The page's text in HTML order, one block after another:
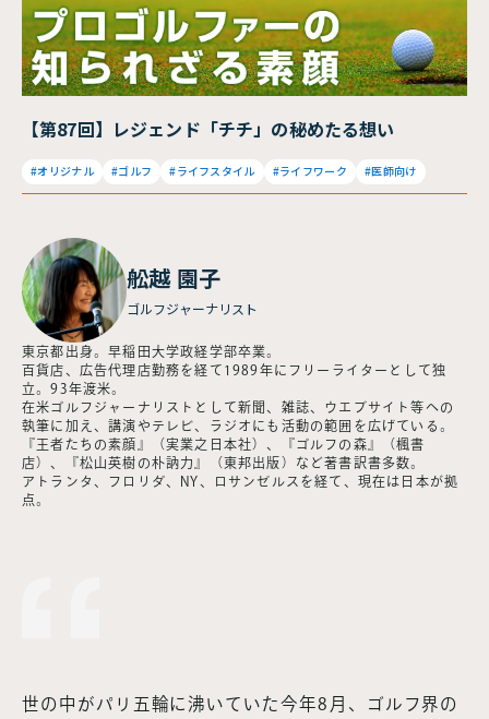
【第87回】レジェンド「チチ」の秘めたる想い
#オリジナル #ゴルフ #ライフスタイル #ライフワーク #医師向け
舩越 園子
ゴルフジャーナリスト
東京都出身。早稲田大学政経学部卒業。
百貨店、広告代理店勤務を経て1989年にフリーライターとして独
立。93年渡米。
在米ゴルフジャーナリストとして新聞、雑誌、ウエブサイト等への
執筆に加え、講演やテレビ、ラジオにも活動の範囲を広げている。
『王者たちの素顔』（実業之日本社）、『ゴルフの森』（楓書
店）、『松山英樹の朴訥力』（東邦出版）など著書訳書多数。
アトランタ、フロリダ、NY、ロサンゼルスを経て、現在は日本が拠
点。
世の中がパリ五輪に沸いていた今年8月、ゴルフ界の